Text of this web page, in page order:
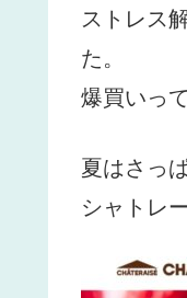
ストレス
た。
爆買いっ
夏はさっ
シャトレ